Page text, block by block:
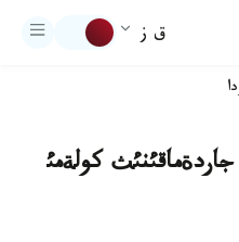
ق ز
كولةمئ